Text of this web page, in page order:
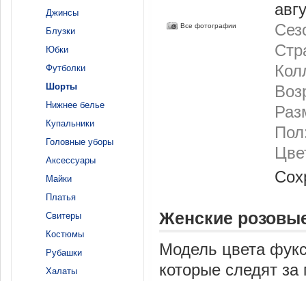
Все фотографии
Женские
Модель цвета
которые следят
Джинсы
Блузки
Юбки
Футболки
Шорты
Нижнее белье
Купальники
Головные уборы
Аксессуары
Майки
Платья
Свитеры
Костюмы
Рубашки
Халаты